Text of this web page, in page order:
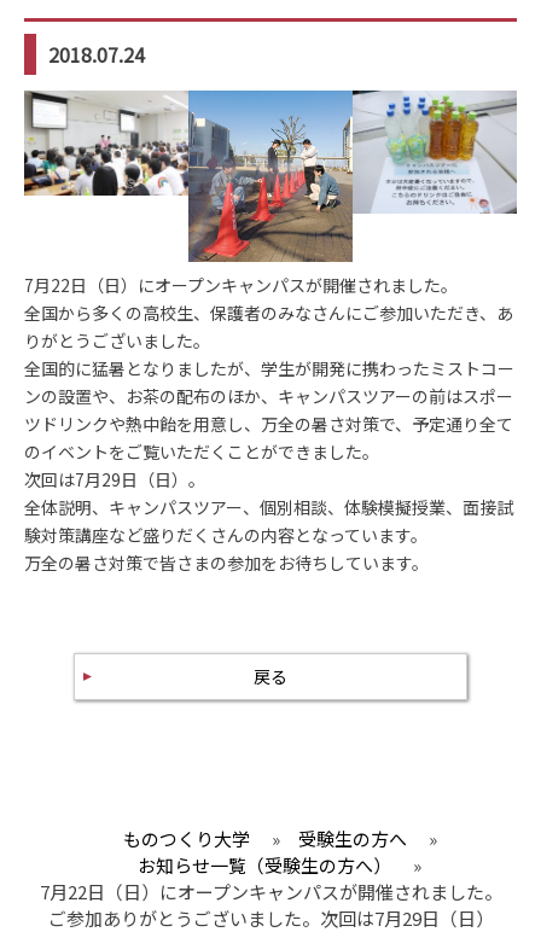
2018.07.24
7月22日（日）にオープンキャンパスが開催されました。
全国から多くの高校生、保護者のみなさんにご参加いただき、あ
りがとうございました。
全国的に猛暑となりましたが、学生が開発に携わったミストコー
ンの設置や、お茶の配布のほか、キャンパスツアーの前はスポー
ツドリンクや熱中飴を用意し、万全の暑さ対策で、予定通り全て
のイベントをご覧いただくことができました。
次回は7月29日（日）。
全体説明、キャンパスツアー、個別相談、体験模擬授業、面接試
験対策講座など盛りだくさんの内容となっています。
万全の暑さ対策で皆さまの参加をお待ちしています。
戻る
ものつくり大学 » 受験生の方へ
»
お知らせ一覧（受験生の方へ）
»
7月22日（日）にオープンキャンパスが開催されました。
ご参加ありがとうございました。次回は7月29日（日）